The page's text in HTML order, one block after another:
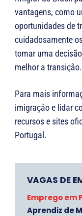
vantagens, como
oportunidades de
cuidadosamente
tomar uma
melhor a transição.
Para mais
imigração e lidar
recursos e sites
Portugal.
VAGAS DE
Emprego em
Aprendiz de